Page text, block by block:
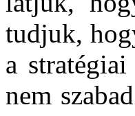
tudjuk,
a
nem